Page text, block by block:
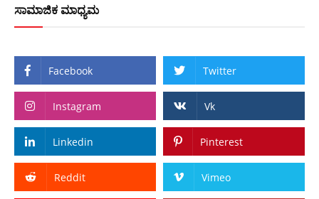
ಸಾಮಾಜಿಕ ಮಾಧ್ಯಮ
Facebook Twitter
Instagram Vk
Linkedin Pinterest
Reddit Vimeo